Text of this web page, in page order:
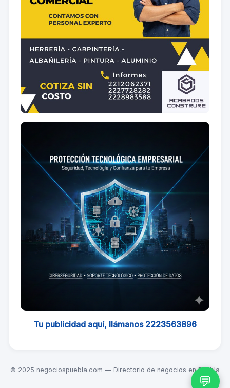
Tu publicidad aquí, llámanos 2223563896
© 2025 negociospuebla.com — Directorio de negocios en Puebla
💬